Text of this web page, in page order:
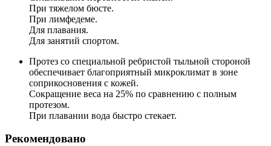
При тяжелом бюсте.
При лимфедеме.
Для плавания.
Для занятий спортом.
Протез со специальной ребристой тыльной стороной
обеспечивает благоприятный микроклимат в зоне
соприкосновения с кожей.
Сокращение веса на 25% по сравнению с полным
протезом.
При плавании вода быстро стекает.
Рекомендовано